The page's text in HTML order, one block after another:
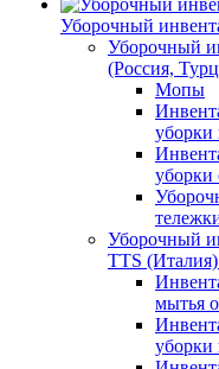
Уборочный
Уборочный
(Россия,
Мопы
уборки
уборки
Уборочный
TTS (Италия)
мытья